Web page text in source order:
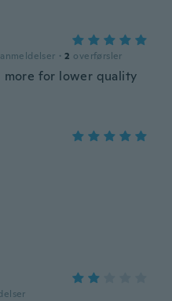
anmeldelser · 2 overførsler
more for lower quality